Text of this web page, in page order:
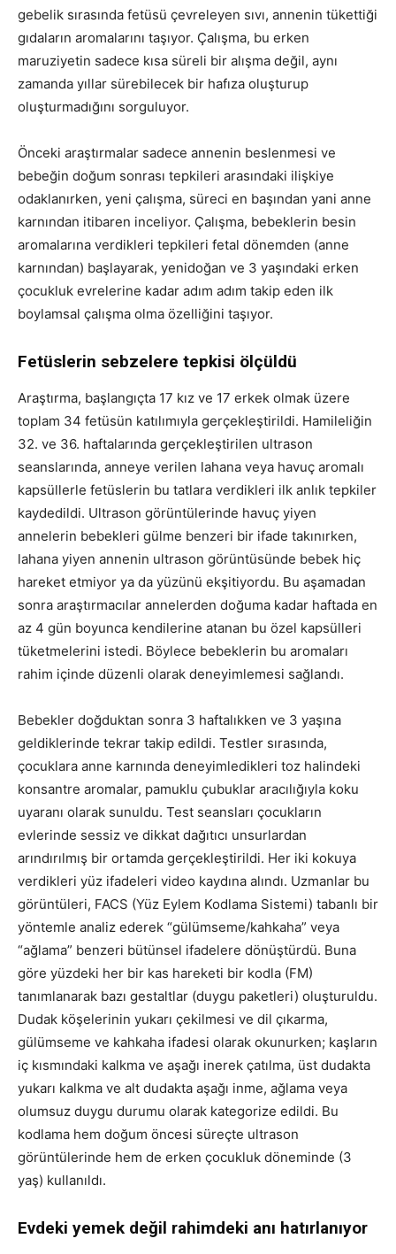
gebelik sırasında fetüsü çevreleyen sıvı, annenin tükettiği
gıdaların aromalarını taşıyor. Çalışma, bu erken
maruziyetin sadece kısa süreli bir alışma değil, aynı
zamanda yıllar sürebilecek bir hafıza oluşturup
oluşturmadığını sorguluyor.
Önceki araştırmalar sadece annenin beslenmesi ve
bebeğin doğum sonrası tepkileri arasındaki ilişkiye
odaklanırken, yeni çalışma, süreci en başından yani anne
karnından itibaren inceliyor. Çalışma, bebeklerin besin
aromalarına verdikleri tepkileri fetal dönemden (anne
karnından) başlayarak, yenidoğan ve 3 yaşındaki erken
çocukluk evrelerine kadar adım adım takip eden ilk
boylamsal çalışma olma özelliğini taşıyor.
Fetüslerin sebzelere tepkisi ölçüldü
Araştırma, başlangıçta 17 kız ve 17 erkek olmak üzere
toplam 34 fetüsün katılımıyla gerçekleştirildi. Hamileliğin
32. ve 36. haftalarında gerçekleştirilen ultrason
seanslarında, anneye verilen lahana veya havuç aromalı
kapsüllerle fetüslerin bu tatlara verdikleri ilk anlık tepkiler
kaydedildi. Ultrason görüntülerinde havuç yiyen
annelerin bebekleri gülme benzeri bir ifade takınırken,
lahana yiyen annenin ultrason görüntüsünde bebek hiç
hareket etmiyor ya da yüzünü ekşitiyordu. Bu aşamadan
sonra araştırmacılar annelerden doğuma kadar haftada en
az 4 gün boyunca kendilerine atanan bu özel kapsülleri
tüketmelerini istedi. Böylece bebeklerin bu aromaları
rahim içinde düzenli olarak deneyimlemesi sağlandı.
Bebekler doğduktan sonra 3 haftalıkken ve 3 yaşına
geldiklerinde tekrar takip edildi. Testler sırasında,
çocuklara anne karnında deneyimledikleri toz halindeki
konsantre aromalar, pamuklu çubuklar aracılığıyla koku
uyaranı olarak sunuldu. Test seansları çocukların
evlerinde sessiz ve dikkat dağıtıcı unsurlardan
arındırılmış bir ortamda gerçekleştirildi. Her iki kokuya
verdikleri yüz ifadeleri video kaydına alındı. Uzmanlar bu
görüntüleri, FACS (Yüz Eylem Kodlama Sistemi) tabanlı bir
yöntemle analiz ederek “gülümseme/kahkaha” veya
“ağlama” benzeri bütünsel ifadelere dönüştürdü. Buna
göre yüzdeki her bir kas hareketi bir kodla (FM)
tanımlanarak bazı gestaltlar (duygu paketleri) oluşturuldu.
Dudak köşelerinin yukarı çekilmesi ve dil çıkarma,
gülümseme ve kahkaha ifadesi olarak okunurken; kaşların
iç kısmındaki kalkma ve aşağı inerek çatılma, üst dudakta
yukarı kalkma ve alt dudakta aşağı inme, ağlama veya
olumsuz duygu durumu olarak kategorize edildi. Bu
kodlama hem doğum öncesi süreçte ultrason
görüntülerinde hem de erken çocukluk döneminde (3
yaş) kullanıldı.
Evdeki yemek değil rahimdeki anı hatırlanıyor